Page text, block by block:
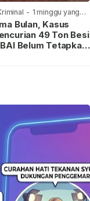
- 1 minggu yang
Bulan, Kasus
49 Ton Besi
Belum Tetapkan